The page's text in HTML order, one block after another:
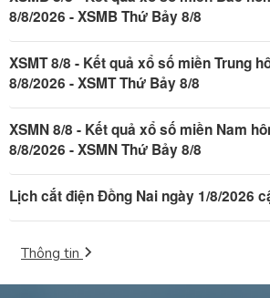
8/8/2026 - XSMB Thứ Bảy 8/8
XSMT 8/8 - Kết quả xổ số miền Trung
8/8/2026 - XSMT Thứ Bảy 8/8
XSMN 8/8 - Kết quả xổ số miền Nam
8/8/2026 - XSMN Thứ Bảy 8/8
Lịch cắt điện Đồng Nai ngày 1/8/2026
Thông tin